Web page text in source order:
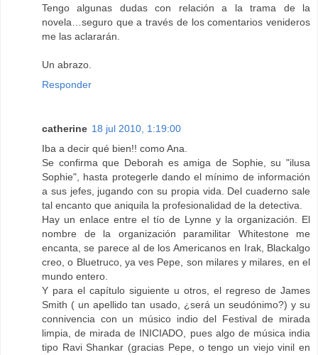
Tengo algunas dudas con relación a la trama de la
novela…seguro que a través de los comentarios venideros
me las aclararán.
Un abrazo.
Responder
catherine 18 jul 2010, 1:19:00
Iba a decir qué bien!! como Ana.
Se confirma que Deborah es amiga de Sophie, su "ilusa
Sophie", hasta protegerle dando el mínimo de información
a sus jefes, jugando con su propia vida. Del cuaderno sale
tal encanto que aniquila la profesionalidad de la detectiva.
Hay un enlace entre el tío de Lynne y la organización. El
nombre de la organización paramilitar Whitestone me
encanta, se parece al de los Americanos en Irak, Blackalgo
creo, o Bluetruco, ya ves Pepe, son milares y milares, en el
mundo entero.
Y para el capítulo siguiente u otros, el regreso de James
Smith ( un apellido tan usado, ¿será un seudónimo?) y su
connivencia con un músico indio del Festival de mirada
limpia, de mirada de INICIADO, pues algo de música india
tipo Ravi Shankar (gracias Pepe, o tengo un viejo vinil en